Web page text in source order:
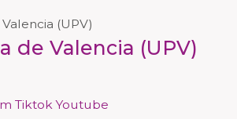
de Valencia (UPV)
Tiktok Youtube